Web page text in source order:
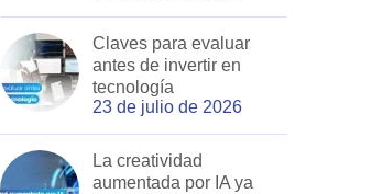
Claves para evaluar
antes de invertir en
tecnología
23 de julio de 2026
La creatividad
aumentada por IA ya